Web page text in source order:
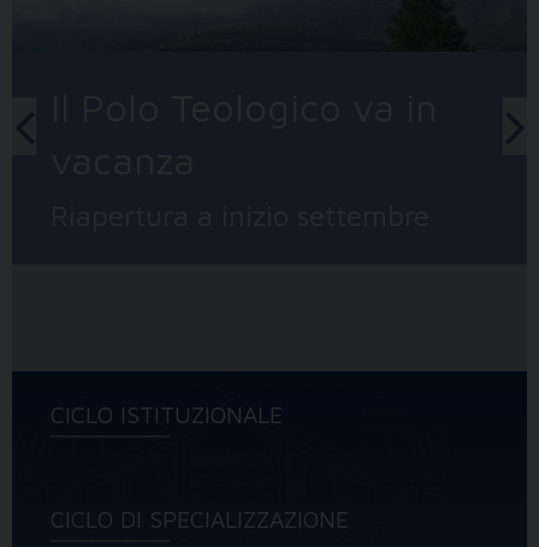
CICLO ISTITUZIONALE
CICLO DI SPECIALIZZAZIONE